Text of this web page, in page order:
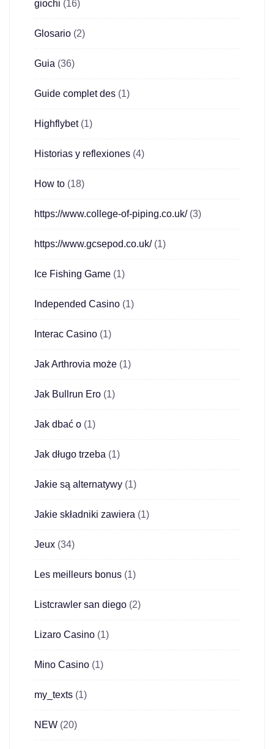
giochi (16)
Glosario (2)
Guia (36)
Guide complet des (1)
Highflybet(1)
Historias y reflexiones (4)
How to (18)
https://www.college-of-piping.co.uk/(3)
https://www.gcsepod.co.uk/(1)
Ice Fishing Game (1)
Independed Casino (1)
Interac Casino (1)
Jak Arthrovia może (1)
Jak Bullrun Ero (1)
Jak dbać o (1)
Jak długo trzeba (1)
Jakie są alternatywy (1)
Jakie składniki zawiera (1)
Jeux (34)
Les meilleurs bonus (1)
Listcrawler san diego (2)
Lizaro Casino (1)
Mino Casino (1)
my_texts (1)
NEW (20)